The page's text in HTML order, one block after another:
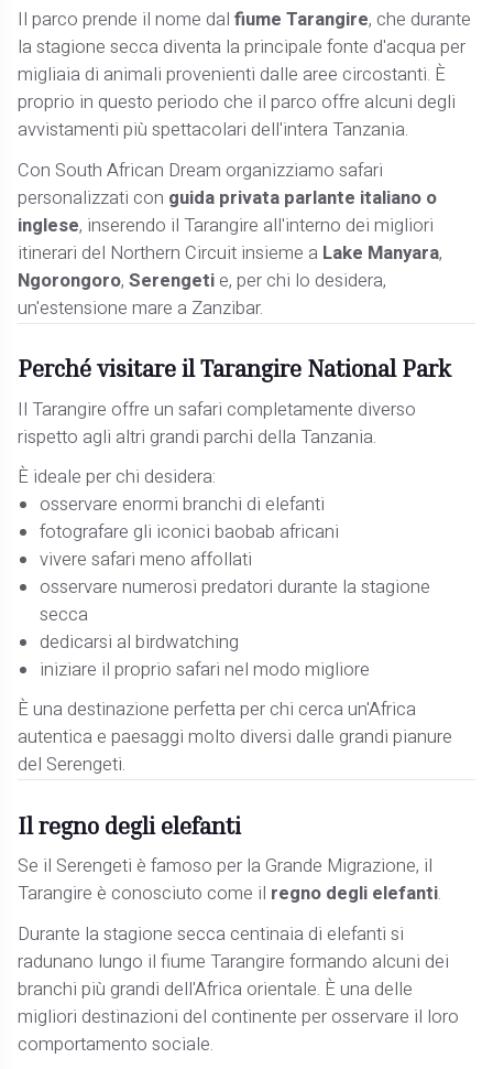
Il parco prende il nome dalfiume Tarangire, che durante
la stagione secca diventa la principale fonte d'acqua per
migliaia di animali provenienti dalle aree circostanti. È
proprio in questo periodo che il parco offre alcuni degli
avvistamenti più spettacolari dell'intera Tanzania.
Con South African Dream organizziamo safari
personalizzati con guida privata parlante italiano o
inglese, inserendo il Tarangire all'interno dei migliori
itinerari del Northern Circuit insieme a Lake Manyara,
Ngorongoro,Serengetie, per chi lo desidera,
un'estensione mare a Zanzibar.
Perché visitare il Tarangire National Park
Il Tarangire offre un safari completamente diverso
rispetto agli altri grandi parchi della Tanzania.
È ideale per chi desidera:
osservare enormi branchi di elefanti
fotografare gli iconici baobab africani
vivere safari meno affollati
osservare numerosi predatori durante la stagione
secca
dedicarsi al birdwatching
iniziare il proprio safari nel modo migliore
È una destinazione perfetta per chi cerca un'Africa
autentica e paesaggi molto diversi dalle grandi pianure
del Serengeti.
Il regno degli elefanti
Se il Serengeti è famoso per la Grande Migrazione, il
Tarangire è conosciuto come il regno degli elefanti.
Durante la stagione secca centinaia di elefanti si
radunano lungo il fiume Tarangire formando alcuni dei
branchi più grandi dell'Africa orientale. È una delle
migliori destinazioni del continente per osservare il loro
comportamento sociale.